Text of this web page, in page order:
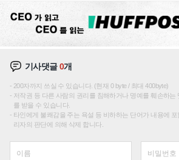
기사댓글0개
200자까지 쓰실 수 있습니다. (현재 0 byte / 최대 400byte)
저작권 등 다른 사람의 권리를 침해하거나 명예를 훼손하는
를 받을 수 있습니다.
타인에게 불쾌감을 주는 욕설 등 비하하는 단어가 내용에
리자의 판단에 의해 삭제 합니다.